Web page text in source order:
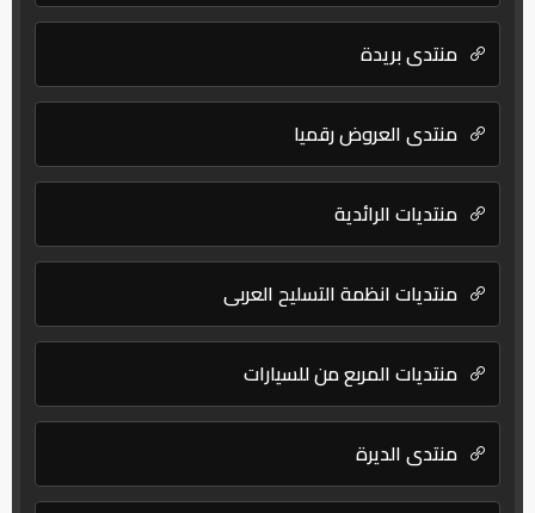
منتدى بريدة
منتدى العروض رقميا
منتديات الرائدية
منتديات انظمة التسليح العربي
منتديات المربع من للسيارات
منتدى الديرة